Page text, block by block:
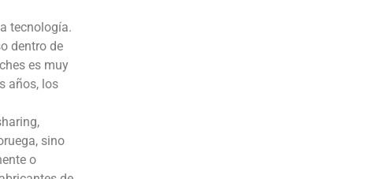
tecnología.
dentro de
es muy
años, los
sino
o